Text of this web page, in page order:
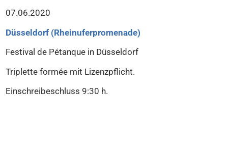
07.06.2020
Düsseldorf (Rheinuferpromenade)
Festival de Pétanque in Düsseldorf
Triplette formée mit Lizenzpflicht.
Einschreibeschluss 9:30 h.